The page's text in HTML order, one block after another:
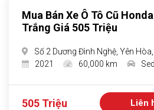
Mua Bán Xe Ô Tô Cũ
Trắng Giá 505 Triệu
Số 2 Dương Đình Nghệ, Yên
2021
60,000 km
505 Triệu Liên